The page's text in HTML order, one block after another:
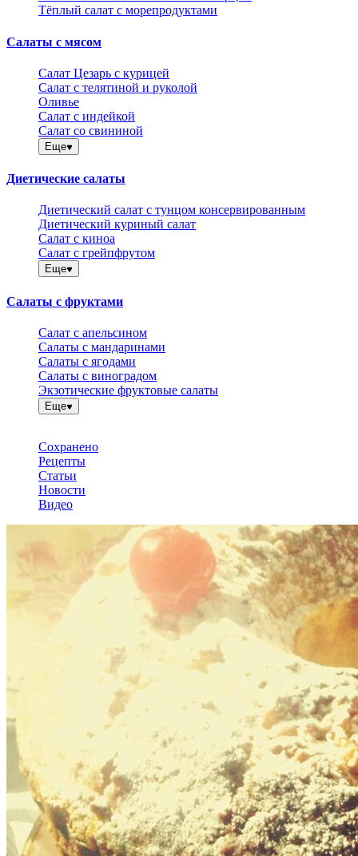
Тёплый салат с морепродуктами
Салаты с мясом
Салат Цезарь с курицей
Салат с телятиной и руколой
Оливье
Салат с индейкой
Салат со свининой
Еще
Диетические салаты
Диетический салат с тунцом консервированным
Диетический куриный салат
Салат с киноа
Салат с грейпфрутом
Еще
Салаты с фруктами
Салат с апельсином
Салаты с мандаринами
Салаты с ягодами
Салаты с виноградом
Экзотические фруктовые салаты
Еще
Сохранено
Рецепты
Статьи
Новости
Видео